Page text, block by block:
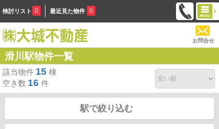
検討リスト 0 最近見た物件 0
お問合せ
滑川駅物件一覧
該当物件 15 棟
空き数 16 件
駅で絞り込む